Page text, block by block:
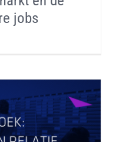
jobs